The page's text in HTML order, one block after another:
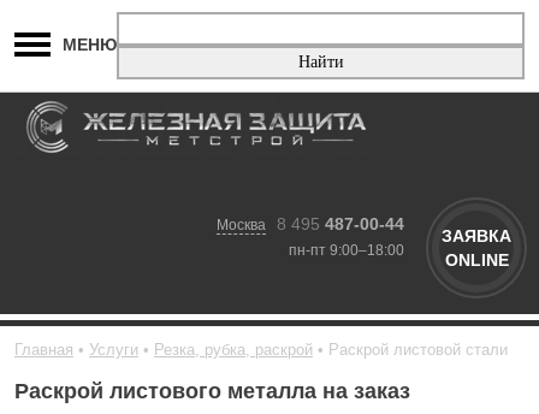
МЕНЮ
Москва 8 495 487-00-44
пн-пт 9:00–18:00
ЗАЯВКА
ONLINE
Главная Услуги Резка, рубка, раскрой Раскрой листовой стали
Раскрой листового металла на заказ